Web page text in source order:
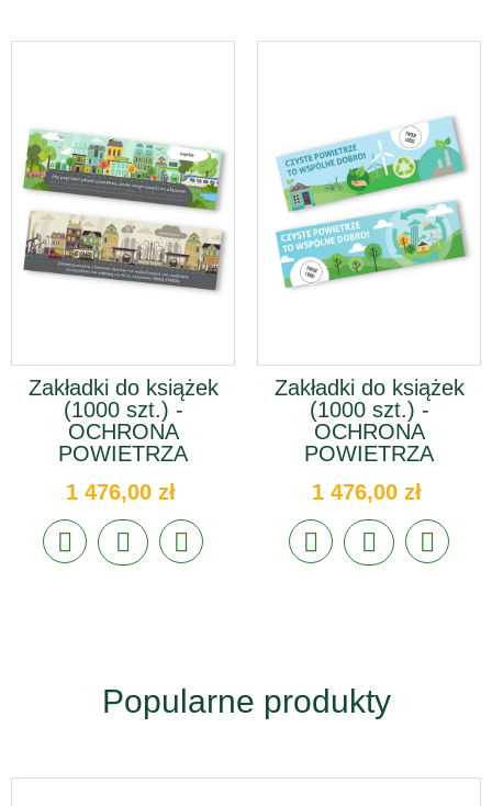
Zakładki do książek
(1000 szt.) -
OCHRONA
POWIETRZA
1 476,00 zł
Zakładki do książek
(1000 szt.) -
OCHRONA
POWIETRZA
1 476,00 zł
Popularne produkty